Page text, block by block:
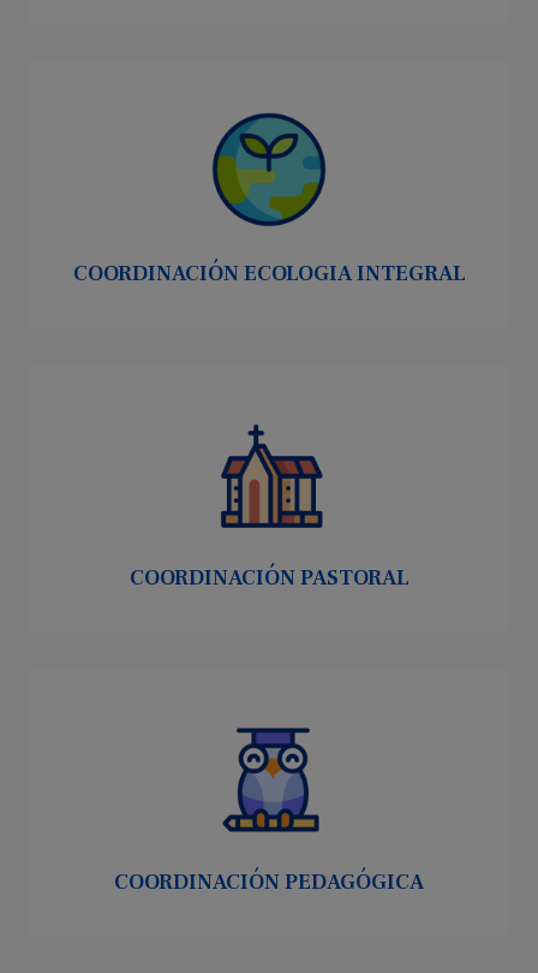
COORDINACIÓN ECOLOGIA INTEGRAL
COORDINACIÓN PASTORAL
COORDINACIÓN PEDAGÓGICA